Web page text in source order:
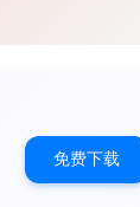
免费下载